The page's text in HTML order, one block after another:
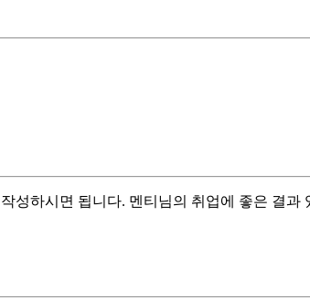
성하시면 됩니다. 멘티님의 취업에 좋은 결과